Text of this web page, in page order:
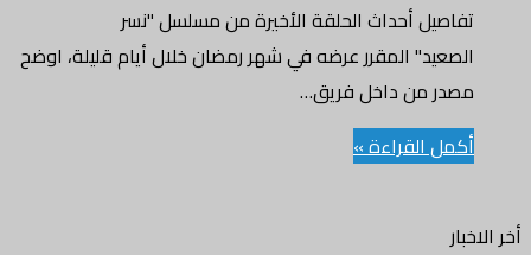
تفاصيل أحداث الحلقة الأخيرة من مسلسل "نسر
الصعيد" المقرر عرضه في شهر رمضان خلال أيام قليلة، اوضح
مصدر من داخل فريق…
أكمل القراءة »
أخر الاخبار